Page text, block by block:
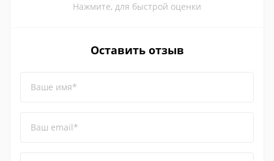
Нажмите, для быстрой оценки
Оставить отзыв
Ваше имя*
Ваш email*